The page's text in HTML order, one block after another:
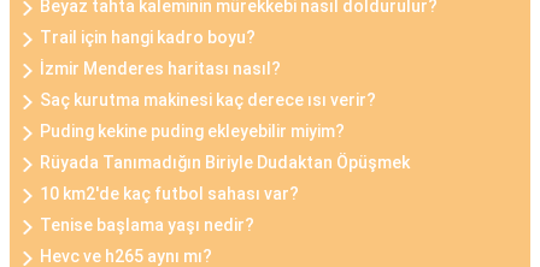
Beyaz tahta kaleminin mürekkebi nasıl doldurulur?
Trail için hangi kadro boyu?
İzmir Menderes haritası nasıl?
Saç kurutma makinesi kaç derece ısı verir?
Puding kekine puding ekleyebilir miyim?
Rüyada Tanımadığın Biriyle Dudaktan Öpüşmek
10 km2'de kaç futbol sahası var?
Tenise başlama yaşı nedir?
Hevc ve h265 aynı mı?